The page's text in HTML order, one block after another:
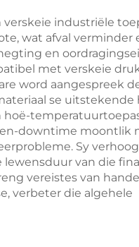
industriële
wat afval verminder
en
met verskeie
word aangespreek
se
downtime moontlik
Sy
van die
vereistes van
verbeter die algehele